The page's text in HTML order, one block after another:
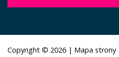
Copyright © 2026 | Mapa strony